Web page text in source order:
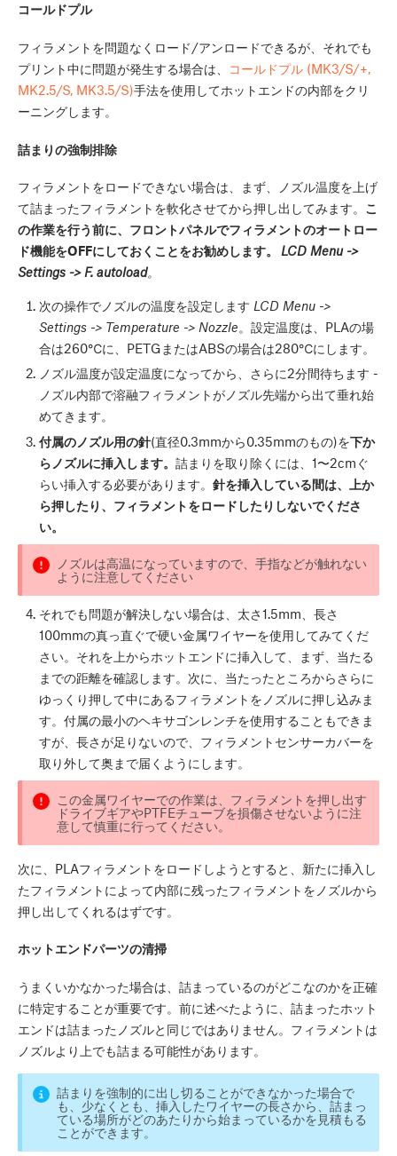
コールドプル
フィラメントを問題なくロード/アンロードできるが、それでも
プリント中に問題が発生する場合は、
コールドプル (MK3/S/+,
MK2.5/S, MK3.5/S)手法を使用してホットエンドの内部をクリ
ーニングします。
詰まりの強制排除
フィラメントをロードできない場合は、まず、ノズル温度を上げ
て詰まったフィラメントを軟化させてから押し出してみます。 こ
の作業を行う前に、フロントパネルでフィラメントのオートロー
ド機能をOFFにしておくことをお勧めします。 LCD Menu ->
Settings -> F. autoload。
次の操作でノズルの温度を設定します LCD Menu ->
Settings -> Temperature -> Nozzle。設定温度は、PLAの場
合は260℃に、PETGまたはABSの場合は280℃にします。
ノズル温度が設定温度になってから、さらに2分間待ちます -
ノズル内部で溶融フィラメントがノズル先端から出て垂れ始
めてきます。
付属のノズル用の針(直径0.3mmから0.35mmのもの)を下か
らノズルに挿入します。 詰まりを取り除くには、1〜2cmぐ
らい挿入する必要があります。 針を挿入している間は、上か
ら押したり、フィラメントをロードしたりしないでくださ
い。
ノズルは高温になっていますので、手指などが触れない
ように注意してください
それでも問題が解決しない場合は、太さ1.5mm、長さ
100mmの真っ直ぐで硬い金属ワイヤーを使用してみてくだ
さい。それを上からホットエンドに挿入して、まず、当たる
までの距離を確認します。次に、当たったところからさらに
ゆっくり押して中にあるフィラメントをノズルに押し込みま
す。付属の最小のヘキサゴンレンチを使用することもできま
すが、長さが足りないので、フィラメントセンサーカバーを
取り外して奥まで届くようにします。
この金属ワイヤーでの作業は、フィラメントを押し出す
ドライブギアやPTFEチューブを損傷させないように注
意して慎重に行ってください。
次に、PLAフィラメントをロードしようとすると、新たに挿入し
たフィラメントによって内部に残ったフィラメントをノズルから
押し出してくれるはずです。
ホットエンドパーツの清掃
うまくいかなかった場合は、詰まっているのがどこなのかを正確
に特定することが重要です。前に述べたように、詰まったホット
エンドは詰まったノズルと同じではありません。フィラメントは
ノズルより上でも詰まる可能性があります。
詰まりを強制的に出し切ることができなかった場合で
も、少なくとも、挿入したワイヤーの長さから、詰まっ
ている場所がどのあたりから始まっているかを見積もる
ことができます。